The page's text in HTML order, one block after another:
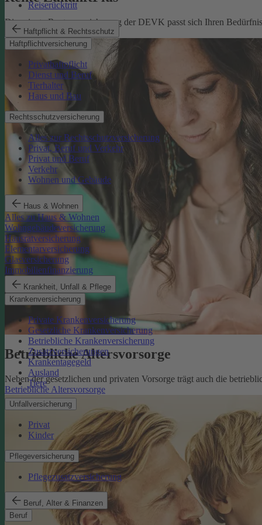
Reiserücktritt
Haftpflicht & Rechtsschutz
Haftpflichtversicherung
Privathaftpflicht
Dienst und Beruf
Tierhalter
Haus und Bau
Rechtsschutzversicherung
Alles zur Rechtsschutzversicherung
Privat, Beruf und Verkehr
Privat und Beruf
Verkehr
Wohnen und Gebäude
Haus & Wohnen
Alles zu Haus & Wohnen
Wohngebäudeversicherung
Hausratversicherung
Elementarversicherung
Glasversicherung
Immobilienfinanzierung
Krankheit, Unfall & Pflege
Krankenversicherung
Private Krankenversicherung
Gesetzliche Krankenversicherung
Betriebliche Krankenversicherung
Zusatzversicherungen
Krankentagegeld
Ausland
Tiere
Unfallversicherung
Privat
Kinder
Pflegeversicherung
Pflegezusatzversicherung
Beruf, Alter & Finanzen
Beruf
Die private Rentenversicherung der DEVK passt sich Ihren
Rente ZukunftPlus
Betriebliche Altersvorsorge
Neben der gesetzlichen und privaten Vorsorge trägt auch die
Betriebliche Altersvorsorge